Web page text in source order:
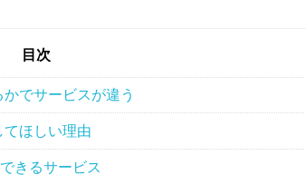
目次
でサービスが違う
ほしい理由
きるサービス